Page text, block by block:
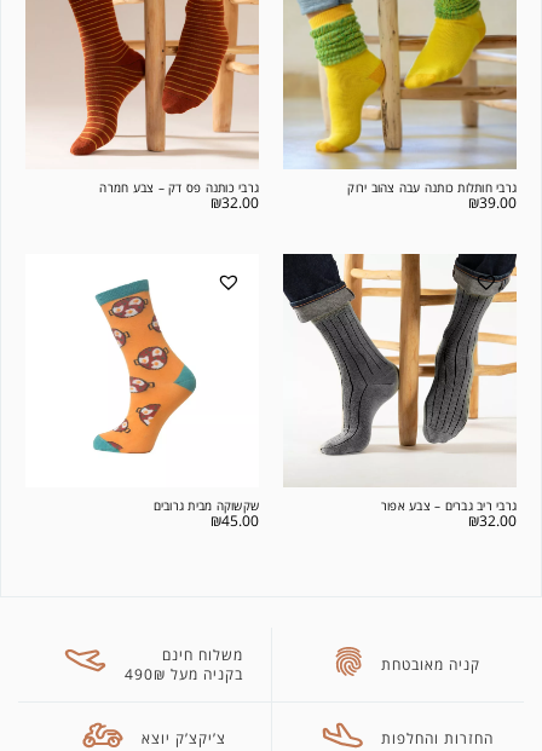
גרבי חותלות כותנה עבה צהוב ירוק
₪39.00
גרבי כותנה פס דק – צבע חמרה
₪32.00
גרבי ריב גברים – צבע אפור
₪32.00
שקשוקה מבית גרובים
₪45.00
קניה מאובטחת
משלוח חינם
בקניה מעל 490₪
החזרות והחלפות צ’יקצ’ק יוצא